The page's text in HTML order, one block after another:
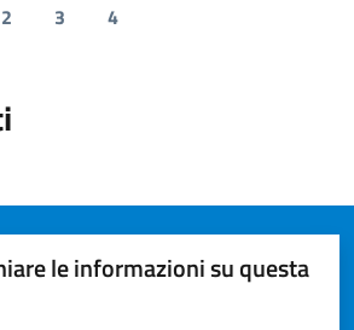
2 3 4
le informazioni su questa